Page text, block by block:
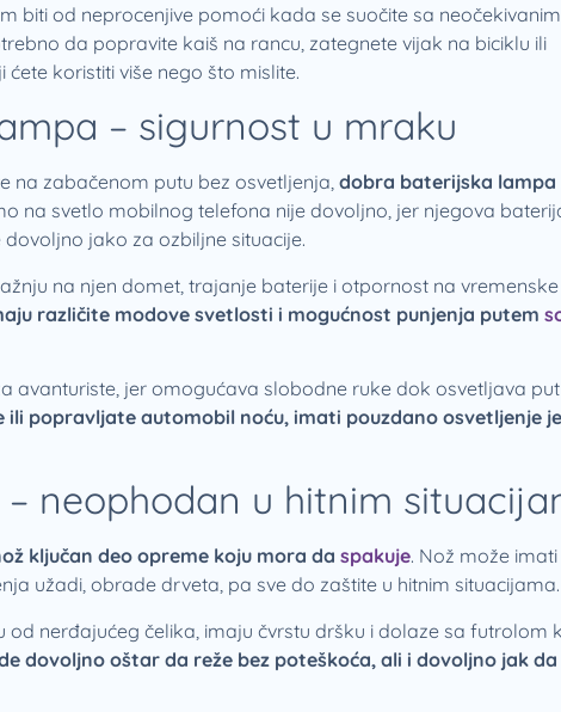
biti od neprocenjive pomoći kada se suočite sa neočekivanim
da popravite kaiš na rancu, zategnete vijak na biciklu ili
koristiti više nego što mislite.
– sigurnost u mraku
na zabačenom putu bez osvetljenja, dobra baterijska lampa
na svetlo mobilnog telefona nije dovoljno, jer njegova
jako za ozbiljne situacije.
na njen domet, trajanje baterije i otpornost na vremenske
različite modove svetlosti i mogućnost punjenja putem
avanturiste, jer omogućava slobodne ruke dok osvetljava
popravljate automobil noću, imati pouzdano osvetljenje
neophodan u hitnim
ključan deo opreme koju mora da spakuje. Nož može imati
užadi, obrade drveta, pa sve do zaštite u hitnim situacijama.
od nerđajućeg čelika, imaju čvrstu dršku i dolaze sa futrolom
dovoljno oštar da reže bez poteškoća, ali i dovoljno jak da